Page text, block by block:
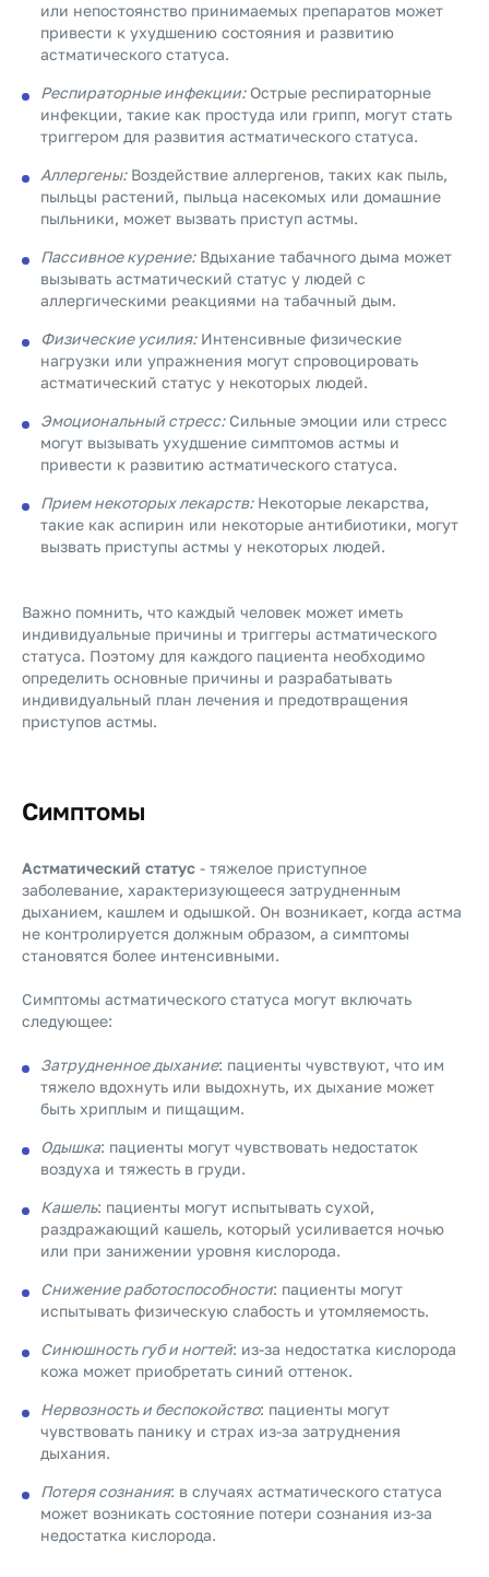
или непостоянство принимаемых препаратов может
привести к ухудшению состояния и развитию
астматического статуса.
Респираторные инфекции:Острые респираторные
инфекции, такие как простуда или грипп, могут стать
триггером для развития астматического статуса.
Аллергены:Воздействие аллергенов, таких как пыль,
пыльцы растений, пыльца насекомых или домашние
пыльники, может вызвать приступ астмы.
Пассивное курение:Вдыхание табачного дыма может
вызывать астматический статус у людей с
аллергическими реакциями на табачный дым.
Физические усилия:Интенсивные физические
нагрузки или упражнения могут спровоцировать
астматический статус у некоторых людей.
Эмоциональный стресс:Сильные эмоции или стресс
могут вызывать ухудшение симптомов астмы и
привести к развитию астматического статуса.
Прием некоторых лекарств:Некоторые лекарства,
такие как аспирин или некоторые антибиотики, могут
вызвать приступы астмы у некоторых людей.
Важно помнить, что каждый человек может иметь
индивидуальные причины и триггеры астматического
статуса. Поэтому для каждого пациента необходимо
определить основные причины и разрабатывать
индивидуальный план лечения и предотвращения
приступов астмы.
Симптомы
Астматический статус - тяжелое приступное
заболевание, характеризующееся затрудненным
дыханием, кашлем и одышкой. Он возникает, когда астма
не контролируется должным образом, а симптомы
становятся более интенсивными.
Симптомы астматического статуса могут включать
следующее:
Затрудненное дыхание: пациенты чувствуют, что им
тяжело вдохнуть или выдохнуть, их дыхание может
быть хриплым и пищащим.
Одышка: пациенты могут чувствовать недостаток
воздуха и тяжесть в груди.
Кашель: пациенты могут испытывать сухой,
раздражающий кашель, который усиливается ночью
или при занижении уровня кислорода.
Снижение работоспособности: пациенты могут
испытывать физическую слабость и утомляемость.
Синюшность губ и ногтей: из-за недостатка кислорода
кожа может приобретать синий оттенок.
Нервозность и беспокойство: пациенты могут
чувствовать панику и страх из-за затруднения
дыхания.
Потеря сознания: в случаях астматического статуса
может возникать состояние потери сознания из-за
недостатка кислорода.